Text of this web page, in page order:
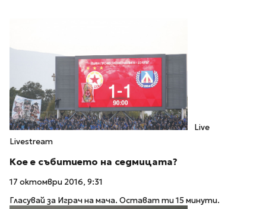
Live
Livestream
Кое е събитието на седмицата?
17 октомври 2016, 9:31
Гласувай за Играч на мача. Остават ти 15 минути.